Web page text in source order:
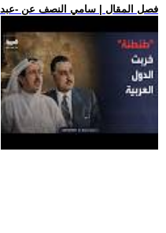
.. فصل المقال | سامي النصف عن -عبد